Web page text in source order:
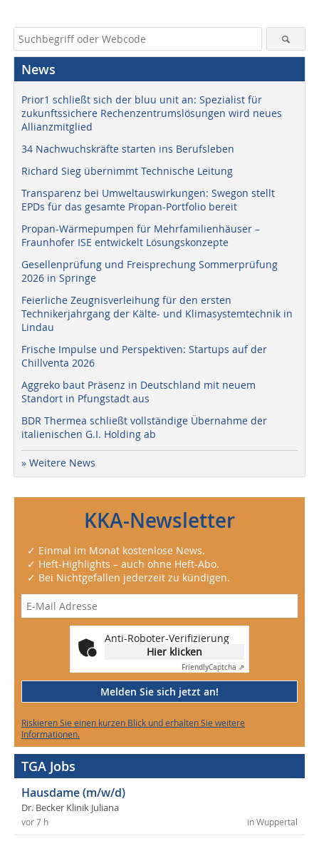
News
Prior1 schließt sich der bluu unit an: Spezialist für
zukunftssichere Rechenzentrumslösungen wird neues
Allianzmitglied
34 Nachwuchskräfte starten ins Berufsleben
Richard Sieg übernimmt Technische Leitung
Transparenz bei Umweltauswirkungen: Swegon stellt
EPDs für das gesamte Propan-Portfolio bereit
Propan-Wärmepumpen für Mehrfamilienhäuser –
Fraunhofer ISE entwickelt Lösungskonzepte
Gesellenprüfung und Freisprechung Sommerprüfung
2026 in Springe
Feierliche Zeugnisverleihung für den ersten
Technikerjahrgang der Kälte- und Klimasystemtechnik in
Lindau
Frische Impulse und Perspektiven: Startups auf der
Chillventa 2026
Aggreko baut Präsenz in Deutschland mit neuem
Standort in Pfungstadt aus
BDR Thermea schließt vollständige Übernahme der
italienischen G.I. Holding ab
» Weitere News
KKA-Newsletter
✓ Einmal im Monat kostenlose News.
✓ Heft-Highlights – auch ohne Heft-Abo.
✓ Bei Nichtgefallen jederzeit zu kündigen.
Anti-Roboter-Verifizierung
Hier klicken
FriendlyCaptcha ⇗
Melden Sie sich jetzt an!
Riskieren Sie einen kurzen Blick und erhalten Sie weitere
Informationen.
TGA Jobs
Hausdame (m/w/d)
Dr. Becker Klinik Juliana
in Wuppertal
vor 7 h